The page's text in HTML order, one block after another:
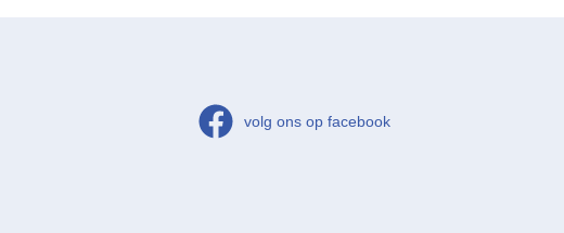
volg ons op facebook